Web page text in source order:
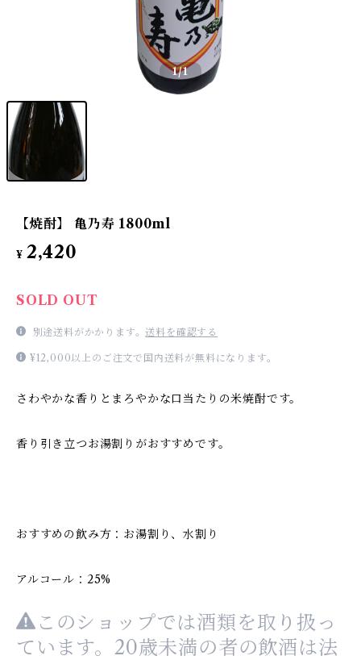
1/1
【焼酎】 亀乃寿 1800ml
¥ 2,420
SOLD OUT
別途送料がかかります。送料を確認する
¥12,000以上のご注文で国内送料が無料になります。
さわやかな香りとまろやかな口当たりの米焼酎です。
香り引き立つお湯割りがおすすめです。
おすすめの飲み方：お湯割り、水割り
アルコール：25%
このショップでは酒類を取り扱っ
ています。20歳未満の者の飲酒は法